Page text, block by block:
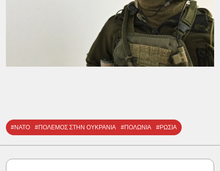
#ΝΑΤΟ #ΠΟΛΕΜΟΣ ΣΤΗΝ ΟΥΚΡΑΝΙΑ #ΠΟΛΩΝΙΑ #ΡΩΣΙΑ